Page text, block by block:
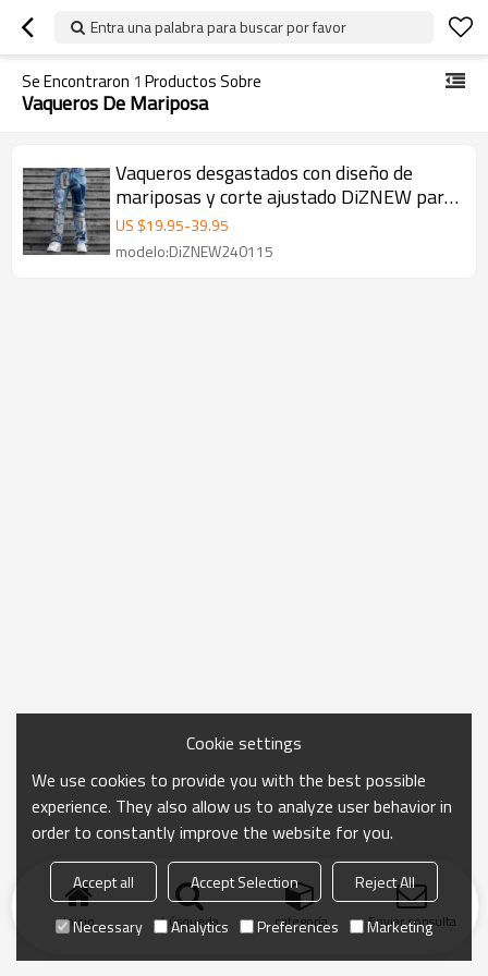
Entra una palabra para buscar por favor
Se Encontraron 1 Productos Sobre
Vaqueros De Mariposa
Vaqueros desgastados con diseño de
mariposas y corte ajustado DiZNEW para
hombre
US $19.95-39.95
modelo:DiZNEW240115
Inicio búsqueda categoría Enviar consulta
Cookie settings
We use cookies to provide you with the best possible
experience. They also allow us to analyze user behavior in
order to constantly improve the website for you.
Accept all Accept Selection
Reject All
Necessary
Analytics Preferences Marketing